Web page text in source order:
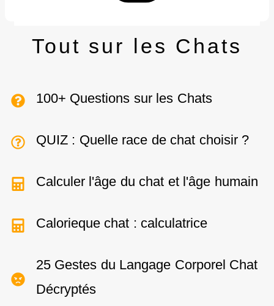
Tout sur les Chats
100+ Questions sur les Chats
QUIZ : Quelle race de chat choisir ?
Calculer l'âge du chat et l'âge humain
Calorieque chat : calculatrice
25 Gestes du Langage Corporel Chat
Décryptés